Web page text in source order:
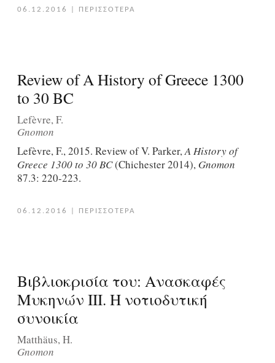
06.12.2016 ΠΕΡΙΣΣΟΤΕΡΑ
Review of A History of Greece 1300
to 30 BC
Lefèvre, F.
Gnomon
Lefèvre, F., 2015. Review of V. Parker,A History of
Greece 1300 to 30 BC(Chichester 2014), Gnomon
87.3: 220-223.
06.12.2016 ΠΕΡΙΣΣΟΤΕΡΑ
Βιβλιοκρισία του: Ανασκαφές
Μυκηνών ΙΙΙ. Η νοτιοδυτική
συνοικία
Matthäus, H.
Gnomon